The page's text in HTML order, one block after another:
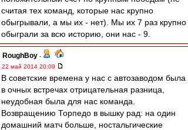
считая тех команд, которые нас крупно
обыгрывали, а мы их - нет). Мы их 7 раз крупно
обыграли за всю историю, они нас - 9.
RoughBoy -
22 май 2014 20:09
В советские времена у нас с автозаводом была
в очных встречах отрицательная разница,
неудобная была для нас команда.
Возвращению Торпедо в вышку рад: на один
домашний матч больше, ностальгические